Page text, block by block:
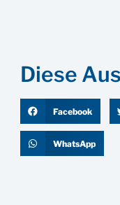
Diese
Facebook
WhatsApp